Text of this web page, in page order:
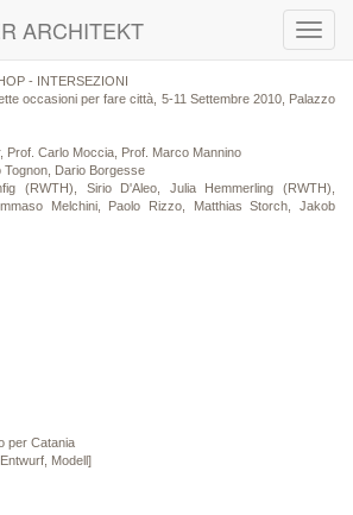
ARCHITEKT
- INTERSEZIONI
occasioni per fare città, 5-11 Settembre 2010, Palazzo
Prof. Carlo Moccia, Prof. Marco Mannino
Dario Borgesse
(RWTH), Sirio D'Aleo, Julia Hemmerling (RWTH),
Melchini, Paolo Rizzo, Matthias Storch, Jakob
per Catania
Modell]